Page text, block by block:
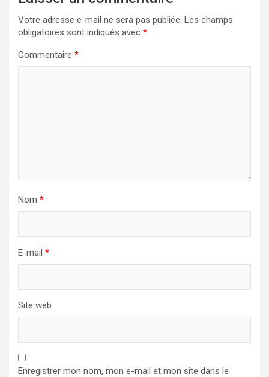
Votre adresse e-mail ne sera pas publiée. Les champs
obligatoires sont indiqués avec *
Commentaire *
Nom *
E-mail *
Site web
Enregistrer mon nom, mon e-mail et mon site dans le